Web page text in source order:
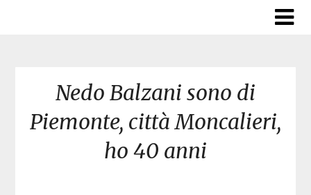
Nedo Balzani sono di
Piemonte, città Moncalieri,
ho 40 anni